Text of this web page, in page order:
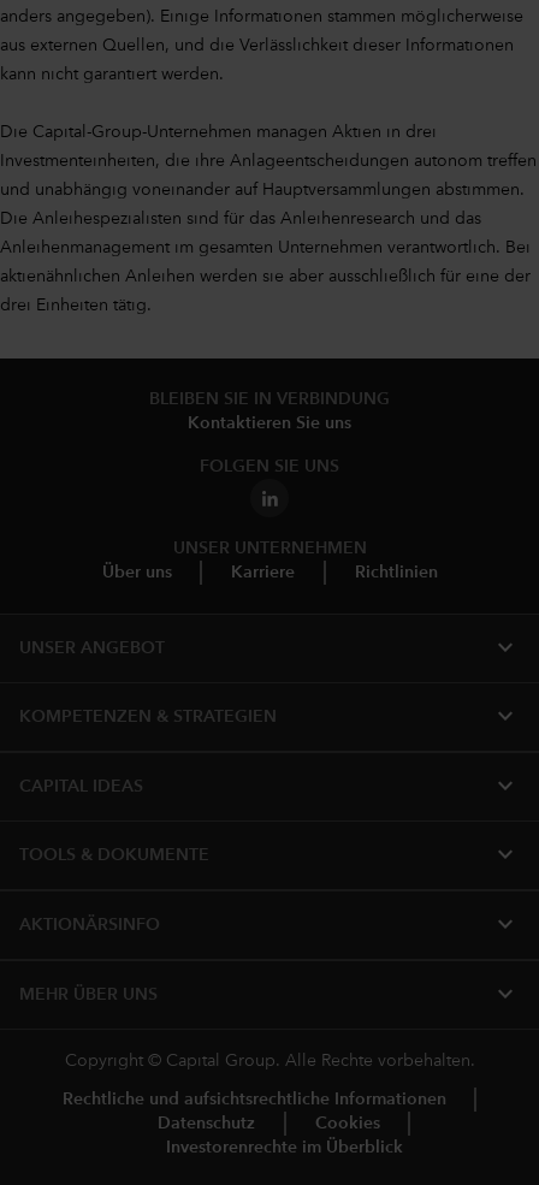
anders angegeben). Einige Informationen stammen möglicherweise
aus externen Quellen, und die Verlässlichkeit dieser Informationen
kann nicht garantiert werden.
Die Capital-Group-Unternehmen managen Aktien in drei
Investmenteinheiten, die ihre Anlageentscheidungen autonom treffen
und unabhängig voneinander auf Hauptversammlungen abstimmen.
Die Anleihespezialisten sind für das Anleihenresearch und das
Anleihenmanagement im gesamten Unternehmen verantwortlich. Bei
aktienähnlichen Anleihen werden sie aber ausschließlich für eine der
drei Einheiten tätig.
BLEIBEN SIE IN VERBINDUNG
Kontaktieren Sie uns
FOLGEN SIE UNS
UNSER UNTERNEHMEN
Über uns
Karriere Richtlinien
UNSER ANGEBOT expand_more
KOMPETENZEN & STRATEGIEN expand_more
CAPITAL IDEAS expand_more
TOOLS & DOKUMENTE expand_more
AKTIONÄRSINFO expand_more
MEHR ÜBER UNS expand_more
Copyright © Capital Group. Alle Rechte vorbehalten.
Rechtliche und aufsichtsrechtliche Informationen
Datenschutz
Cookies
Investorenrechte im Überblick